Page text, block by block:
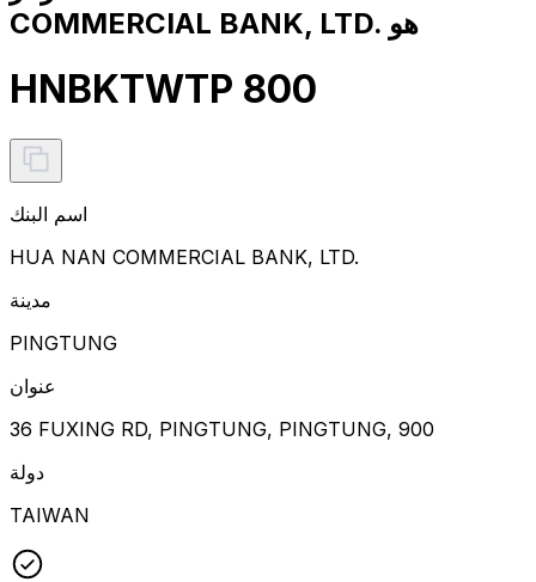
COMMERCIAL BANK, LTD. هو
HNBKTWTP 800
اسم البنك
HUA NAN COMMERCIAL BANK, LTD.
مدينة
PINGTUNG
عنوان
36 FUXING RD, PINGTUNG, PINGTUNG, 900
دولة
TAIWAN